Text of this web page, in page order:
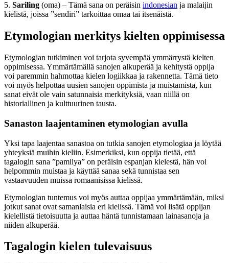
5. Sariling (oma) – Tämä sana on peräisin indonesian ja malaijin
kielistä, joissa ”sendiri” tarkoittaa omaa tai itsenäistä.
Etymologian merkitys kielten oppimisessa
Etymologian tutkiminen voi tarjota syvempää ymmärrystä kielten
oppimisessa. Ymmärtämällä sanojen alkuperää ja kehitystä oppija
voi paremmin hahmottaa kielen logiikkaa ja rakennetta. Tämä tieto
voi myös helpottaa uusien sanojen oppimista ja muistamista, kun
sanat eivät ole vain satunnaisia merkityksiä, vaan niillä on
historiallinen ja kulttuurinen tausta.
Sanaston laajentaminen etymologian avulla
Yksi tapa laajentaa sanastoa on tutkia sanojen etymologiaa ja löytää
yhteyksiä muihin kieliin. Esimerkiksi, kun oppija tietää, että
tagalogin sana ”pamilya” on peräisin espanjan kielestä, hän voi
helpommin muistaa ja käyttää sanaa sekä tunnistaa sen
vastaavuuden muissa romaanisissa kielissä.
Etymologian tuntemus voi myös auttaa oppijaa ymmärtämään, miksi
jotkut sanat ovat samanlaisia eri kielissä. Tämä voi lisätä oppijan
kielellistä tietoisuutta ja auttaa häntä tunnistamaan lainasanoja ja
niiden alkuperää.
Tagalogin kielen tulevaisuus